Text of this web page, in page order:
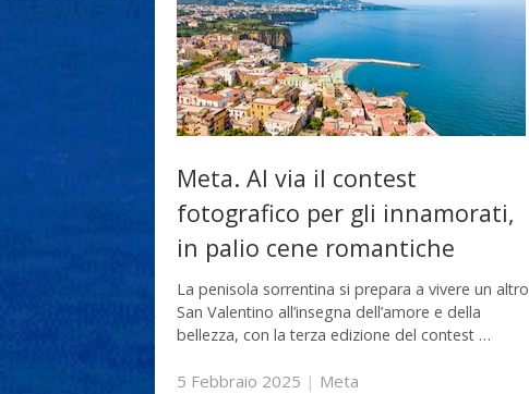
Meta. Al via il contest
fotografico per gli innamorati,
in palio cene romantiche
La penisola sorrentina si prepara a vivere un altro
San Valentino all’insegna dell’amore e della
bellezza, con la terza edizione del contest …
5 Febbraio 2025 | Meta